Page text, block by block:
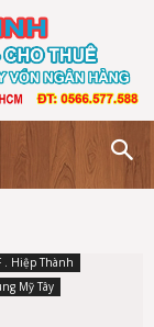
. Hiệp Thành
Mỹ Tây